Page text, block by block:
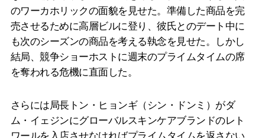
のワーカホリックの面貌を見せた。準備した商品を完
売させるために高層ビルに登り、彼氏とのデート中に
も次のシーズンの商品を考える執念を見せた。しかし
結局、競争ショーホストに週末のプライムタイムの席
を奪われる危機に直面した。
さらには局長トン・ヒョンギ（シン・ドンミ）がダ
ム・イェジンにグローバルスキンケアブランドのレト
ワールを入店させなければプライムタイムを返さない